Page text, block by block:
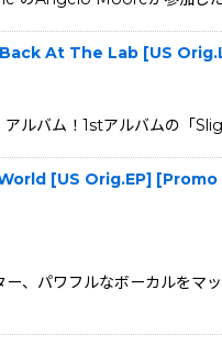
At The Lab [US
ルバム！1stアルバムの「
[US Orig.EP] [Promo
ー、パワフルなボーカルを